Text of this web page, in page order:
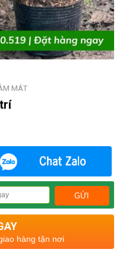
MÁT
hàng tận nơi